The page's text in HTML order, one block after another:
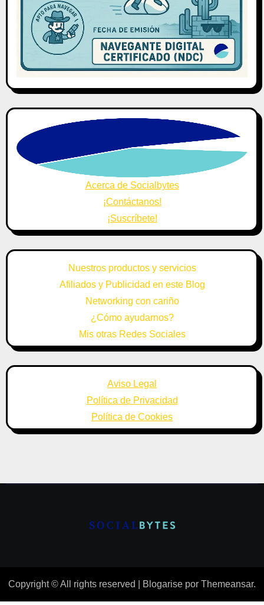
Acerca de Socialbytes
¡Contáctanos!
¡Suscríbete!
Nuestros productos y servicios
Afiliados y Publicidad en este Blog
Networking con cariño
¿Cómo ayudarnos?
Mis otras Redes Sociales
Aviso Legal
Política de Privacidad
Política de Cookies
Copyright © All rights reserved Blogarise por Themeansar.